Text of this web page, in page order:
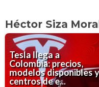
Héctor Siza
Tesla llega a
Colombia: precios,
modelos disponibles
centros de e...